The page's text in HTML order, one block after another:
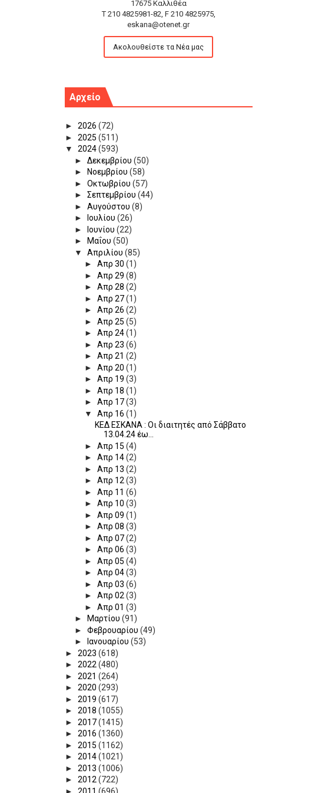
17675 Καλλιθέα
T 210 4825981-82, F 210 4825975,
eskana@otenet.gr
Ακολουθείστε τα Νέα μας
Αρχείο
► 2026 (72)
► 2025 (511)
▼ 2024(593)
►Δεκεμβρίου(50)
► Νοεμβρίου(58)
►Οκτωβρίου(57)
►Σεπτεμβρίου(44)
►Αυγούστου(8)
►
Ιουλίου(26)
►
Ιουνίου(22)
► Μαΐου(50)
▼Απριλίου(85)
►Απρ 30(1)
►Απρ 29(8)
►Απρ 28(2)
►Απρ 27(1)
►Απρ 26(2)
►Απρ 25(5)
►Απρ 24(1)
►Απρ 23(6)
►Απρ 21(2)
►Απρ 20(1)
►Απρ 19(3)
►Απρ 18(1)
►Απρ 17(3)
▼Απρ 16(1)
ΚΕΔ ΕΣΚΑΝΑ : Οι διαιτητές από Σάββατο
13.04.24 έω...
►Απρ 15(4)
►Απρ 14(2)
►Απρ 13(2)
►Απρ 12(3)
►Απρ 11(6)
►Απρ 10(3)
►Απρ 09(1)
►Απρ 08(3)
►Απρ 07(2)
►Απρ 06(3)
►Απρ 05(4)
►Απρ 04(3)
►Απρ 03(6)
►Απρ 02(3)
►Απρ 01(3)
► Μαρτίου(91)
►Φεβρουαρίου(49)
►
Ιανουαρίου(53)
► 2023 (618)
► 2022(480)
► 2021 (264)
► 2020 (293)
► 2019 (617)
► 2018 (1055)
► 2017(1415)
► 2016 (1360)
► 2015 (1162)
► 2014(1021)
► 2013 (1006)
► 2012(722)
► 2011 (696)